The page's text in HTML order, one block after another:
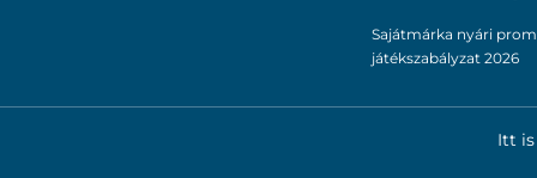
Sajátmárka nyári
játékszabályzat 2026
Itt